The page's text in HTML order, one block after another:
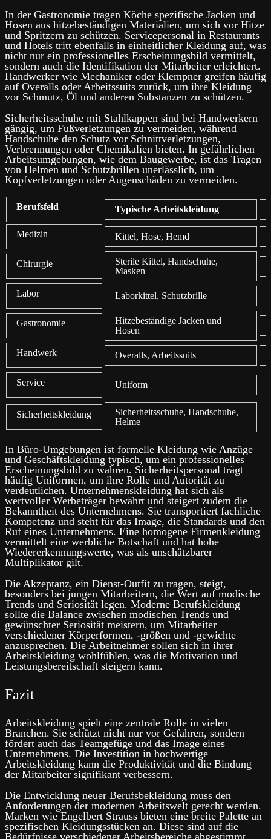
In der Gastronomie tragen Köche spezifische Jacken und
Hosen aus hitzebeständigen Materialien, um sich vor Hitze
und Spritzern zu schützen. Servicepersonal in Restaurants
und Hotels tritt ebenfalls in einheitlicher Kleidung auf, was
nicht nur ein professionelles Erscheinungsbild vermittelt,
sondern auch die Identifikation der Mitarbeiter erleichtert.
Handwerker wie Mechaniker oder Klempner greifen häufig
auf Overalls oder Arbeitssuits zurück, um ihre Kleidung
vor Schmutz, Öl und anderen Substanzen zu schützen.
Sicherheitsschuhe mit Stahlkappen sind bei Handwerkern
gängig, um Fußverletzungen zu vermeiden, während
Handschuhe den Schutz vor Schnittverletzungen,
Verbrennungen oder Chemikalien bieten. In gefährlichen
Arbeitsumgebungen, wie dem Baugewerbe, ist das Tragen
von Helmen und Schutzbrillen unerlässlich, um
Kopfverletzungen oder Augenschäden zu vermeiden.
Berufsfeld Typische Arbeitskleidung
Medizin Kittel, Hose, Hemd
Chirurgie
Sterile Kittel, Handschuhe,
Masken
Labor Laborkittel, Schutzbrille
Gastronomie
Hitzebeständige Jacken und
Hosen
Handwerk Overalls, Arbeitssuits
Service Uniform
Sicherheitskleidung
Sicherheitsschuhe, Handschuhe,
Helme
In Büro-Umgebungen ist formelle Kleidung wie Anzüge
und Geschäftskleidung typisch, um ein professionelles
Erscheinungsbild zu wahren. Sicherheitspersonal trägt
häufig Uniformen, um ihre Rolle und Autorität zu
verdeutlichen. Unternehmenskleidung hat sich als
wertvoller Werbeträger bewährt und steigert zudem die
Bekanntheit des Unternehmens. Sie transportiert fachliche
Kompetenz und steht für das Image, die Standards und den
Ruf eines Unternehmens. Eine homogene Firmenkleidung
vermittelt eine werbliche Botschaft und hat hohe
Wiedererkennungswerte, was als unschätzbarer
Multiplikator gilt.
Die Akzeptanz, ein Dienst-Outfit zu tragen, steigt,
besonders bei jungen Mitarbeitern, die Wert auf modische
Trends und Seriosität legen. Moderne Berufskleidung
sollte die Balance zwischen modischen Trends und
gewünschter Seriosität meistern, um Mitarbeiter
verschiedener Körperformen, -größen und -gewichte
anzusprechen. Die Arbeitnehmer sollen sich in ihrer
Arbeitskleidung wohlfühlen, was die Motivation und
Leistungsbereitschaft steigern kann.
Fazit
Arbeitskleidung spielt eine zentrale Rolle in vielen
Branchen. Sie schützt nicht nur vor Gefahren, sondern
fördert auch das Teamgefüge und das Image eines
Unternehmens. Die Investition in hochwertige
Arbeitskleidung kann die Produktivität und die Bindung
der Mitarbeiter signifikant verbessern.
Die Entwicklung neuer Berufsbekleidung muss den
Anforderungen der modernen Arbeitswelt gerecht werden.
Marken wie Engelbert Strauss bieten eine breite Palette an
spezifischen Kleidungsstücken an. Diese sind auf die
Bedürfnisse verschiedener Arbeitsbereiche abgestimmt.